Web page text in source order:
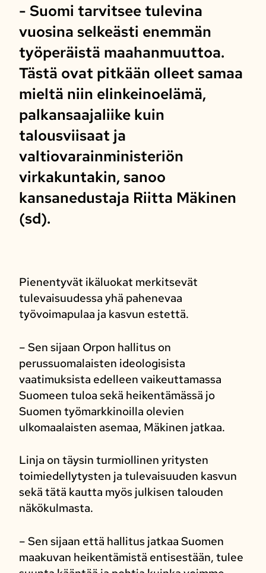
- Suomi tarvitsee tulevina
vuosina selkeästi enemmän
työperäistä maahanmuuttoa.
Tästä ovat pitkään olleet samaa
mieltä niin elinkeinoelämä,
palkansaajaliike kuin
talousviisaat ja
valtiovarainministeriön
virkakuntakin, sanoo
kansanedustaja Riitta Mäkinen
(sd).
Pienentyvät ikäluokat merkitsevät
tulevaisuudessa yhä pahenevaa
työvoimapulaa ja kasvun estettä.
– Sen sijaan Orpon hallitus on
perussuomalaisten ideologisista
vaatimuksista edelleen vaikeuttamassa
Suomeen tuloa sekä heikentämässä jo
Suomen työmarkkinoilla olevien
ulkomaalaisten asemaa, Mäkinen jatkaa.
Linja on täysin turmiollinen yritysten
toimiedellytysten ja tulevaisuuden kasvun
sekä tätä kautta myös julkisen talouden
näkökulmasta.
– Sen sijaan että hallitus jatkaa Suomen
maakuvan heikentämistä entisestään, tulee